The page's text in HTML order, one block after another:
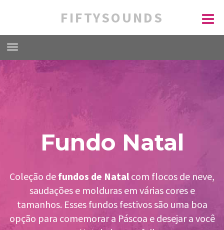
FIFTYSOUNDS
Fundo Natal
Coleção de fundos de Natalcom flocos de neve,
saudações e molduras em várias cores e
tamanhos. Esses fundos festivos são uma boa
opção para comemorar a Páscoa e desejar a você